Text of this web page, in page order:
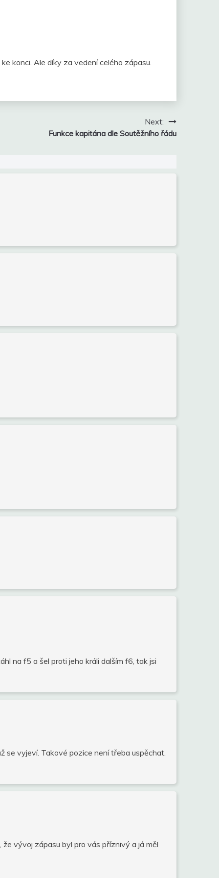
konci. Ale díky za vedení celého zápasu.
Next:
Funkce kapitána dle Soutěžního řádu
na f5 a šel proti jeho králi dalším f6, tak jsi
se vyjeví. Takové pozice není třeba uspěchat.
vývoj zápasu byl pro vás příznivý a já měl